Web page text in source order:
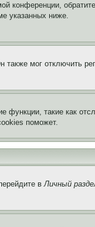
конференции,
указанных ниже.
мог отключить
функции, такие как
поможет.
вЛичный